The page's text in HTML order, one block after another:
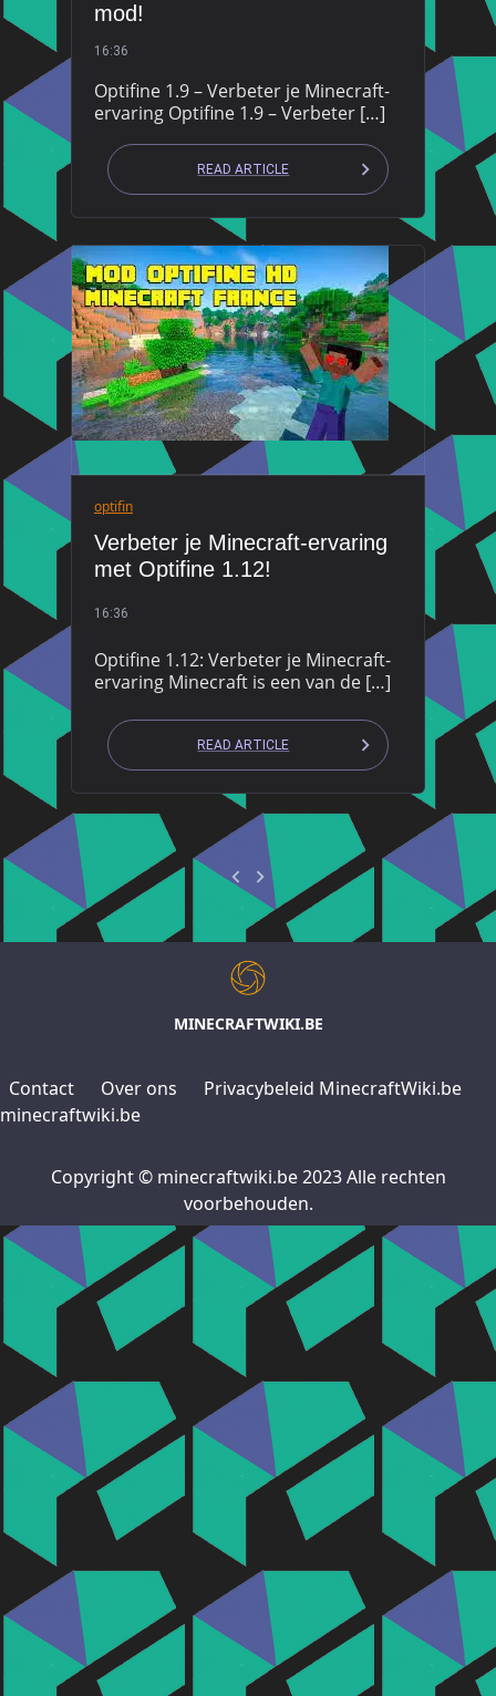
mod!
16:36
Optifine 1.9 – Verbeter je Minecraft-
ervaring Optifine 1.9 – Verbeter […]
READ ARTICLE
optifin
Verbeter je Minecraft-ervaring
met Optifine 1.12!
16:36
Optifine 1.12: Verbeter je Minecraft-
ervaring Minecraft is een van de […]
READ ARTICLE
MINECRAFTWIKI.BE
Contact Over ons
Privacybeleid MinecraftWiki.be
minecraftwiki.be
Copyright © minecraftwiki.be 2023 Alle rechten
voorbehouden.